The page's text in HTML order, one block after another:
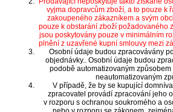
vyjma dopravcům zboží, a to pouze k
zakoupeného zákazníkem a svým
pouze k obstarání zboží požadovaného
jsou poskytovány pouze v minimálním
plnění z uzavřené kupní smlouvy mezi
Osobní údaje budou zpracovávány
objednávky.. Osobní údaje budou
podobě automatizovaným
neautomatizovaným
V případě, že by se kupující
zpracovatel provádí zpracování jeho
v rozporu s ochranou soukromého a